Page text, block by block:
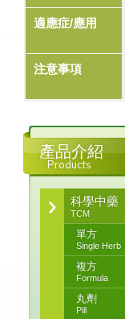
適應症/應用
注意事項
產品介紹
Products
科學中藥
TCM
單方
Single Herb
複方
Formula
丸劑
Pill